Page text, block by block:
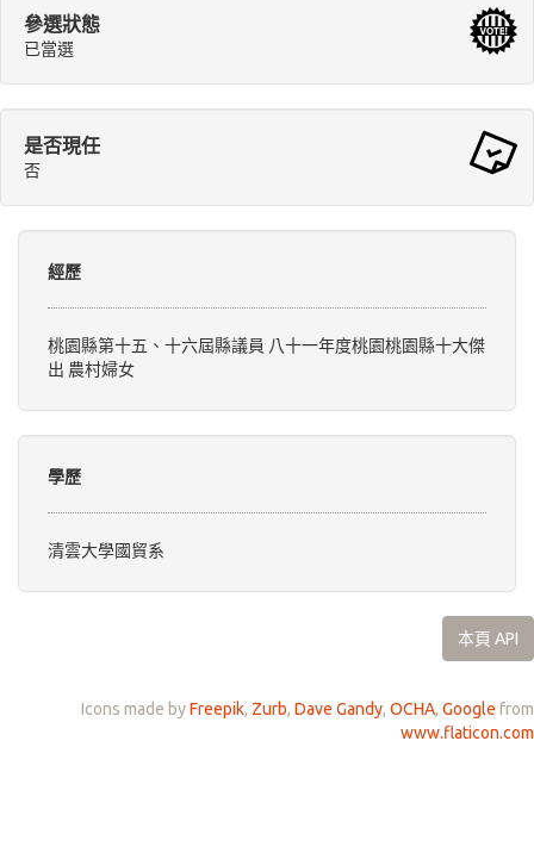
參選狀態
已當選
是否現任
否
經歷
桃園縣第十五、十六屆縣議員 八十一年度桃園桃園縣十大傑
出 農村婦女
學歷
清雲大學國貿系
本頁 API
Icons made byFreepik, Zurb, Dave Gandy, OCHA, Google from
www.flaticon.com